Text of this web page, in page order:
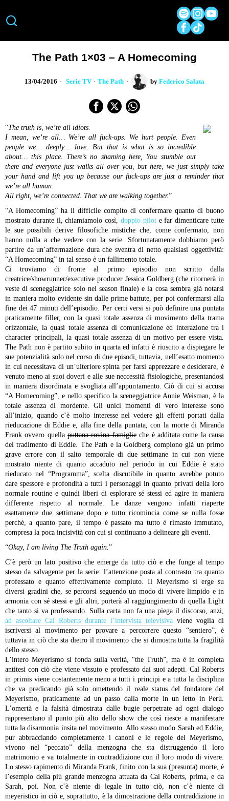
The Path 1×03 – A Homecoming
13/04/2016 Serie TV · The Path by Federico Salata
“The truth is, we’re all idiots.
I mean, we’re all… We’re all fuck-ups. We hurt people. Even
people we… deeply… love. But that is what is so incredible
about… this place. There’s no shaming here, You stumble out
there and everyone just walks all over you, but here, we just simply take
your hand and lift you up because our fuck-ups are just a reminder that
we’re all human.
All right, we’re connected. That we are walking together.”
“A Homecoming” ha il difficile compito di confermare quanto di buono
mostrato durante il, chiamiamolo così, doppio pilote far dimenticare tutte
le sue possibili derive filosofiche mistiche che, come confermato, non
hanno nulla a che vedere con la serie. Sfortunatamente dobbiamo però
partire da un’affermazione dura che sventra di netto qualsiasi oggettività:
“A Homecoming” in tal senso è un fallimento totale.
Ci troviamo di fronte al primo episodio non scritto dalla
creatrice/showrunner/executive producer Jessica Goldberg (che ritornerà in
veste di sceneggiatrice solo nel season finale) e la cosa sembra già notarsi
in maniera molto evidente sin dalle prime battute, per poi confermarsi alla
fine dei 47 minuti dell’episodio. Per certi versi si può definire una puntata
praticamente filler, con la quasi totale assenza di movimento della trama
orizzontale, la quasi totale assenza di comunicazione ed interazione tra i
character principali, la quasi totale assenza di un motivo per essere vista.
The Path non è partito subito in quarta ed infatti è riuscito a dispiegare le
sue potenzialità solo nel corso di due episodi, tuttavia, nell’esatto momento
in cui necessitava di un’ulteriore spinta per farsi apprezzare e desiderare, è
venuto meno ai suoi doveri e alle sue neccessità fisiologiche, presentandosi
in maniera disordinata e svogliata all’appuntamento. Ciò di cui si accusa
“A Homecoming”, e nello specifico la sceneggiatrice Annie Weisman, è la
totale assenza di mordente. Gli unici momenti di vero interesse sono
all’inizio, quando c’è molto interesse nel vedere gli effetti portati dalla
rieducazione di Eddie e, alla fine della puntata, con la morte di Miranda
Frank ovvero quellaputtana rovina famiglieche è additata come la causa
del tradimento di Eddie. The Path e la Goldberg compiono già un primo
grave errore con il salto temporale di due settimane in cui non viene
mostrato niente di quanto accaduto nel periodo in cui Eddie è stato
rieducato nel “Programma”, scelta discutibile in quanto avrebbe potuto
dare spessore e profondità a tutti i personaggi in quanto privati della loro
normale routine e quindi liberi di esplorare sé stessi ed agire in maniera
differente rispetto al normale. Le danze vengono infatti riaperte
esattamente due settimane dopo e tutto ricomincia come se nulla fosse
perché, a quanto pare, il tempo è passato ma tutto è rimasto immutato,
compresa la poca incisività con cui si continuano a delineare gli eventi.
“Okay, I am living The Truth again.”
C’è però un lato positivo che emerge da tutto ciò e che funge al tempo
stesso da salvagente per la serie: l’attenzione posta al contrasto tra quanto
professato e quanto effettivamente compiuto. Il Meyerismo si erge su
diversi gradini che, se percorsi seguendo un modo di vivere limpido e in
armonia con sé stessi e gli altri, porterà al raggiungimento di quella Light
che tanto si va professando. Sulla carta non fa una piega il discorso, anzi,
ad ascoltare Cal Roberts durante l’intervista televisiva viene voglia di
iscriversi al movimento per provare a percorrere questo “sentiero”, è
tuttavia in ciò che sta dietro il movimento che si dimostra tutta la fragilità
dello stesso.
L’intero Meyerismo si fonda sulla verità, “the Truth”, ma è in completa
antitesi con ciò che viene vissuto e professato dai suoi adepti. Cal Roberts
in primis viene costantemente meno a tutti i principi e a tutta la disciplina
che va predicando già solo omettendo il reale status del fondatore del
Meyerismo, praticamente ad un passo dalla morte in un letto in Perù.
L’omertà e la falsità dimostrata dalle bugie perpetrate ad ogni dialogo
rappresentano il punto più alto dello show che così riesce a manifestare
tutta la disarmonia insita nel movimento. Allo stesso modo Sarah ed Eddie,
pur abbracciando completamente i canoni e le regole del Meyerismo,
vivono nel “peccato” della menzogna che sta distruggendo il loro
matrimonio e va totalmente in contraddizione con il loro modo di vivere.
Lo stesso rapimento di Miranda Frank, finito con la sua (presunta) morte, è
l’esempio della più grande menzogna attuata da Cal Roberts, prima, e da
Sarah, poi. Non c’è niente di legale in tutto ciò, non c’è niente di
meyeristico in ciò e, soprattutto, è la dimostrazione della contraddizione in